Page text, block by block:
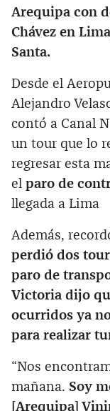
Arequipa con
Chávez en
Santa.
Desde el
Alejandro
contó a Canal
un tour que lo
regresar esta
el paro de
llegada a Lima
Además,
perdió dos
paro de
Victoria dijo
ocurridos ya
para realizar
“Nos
mañana. Soy
[Arequipa]